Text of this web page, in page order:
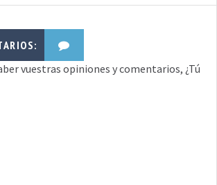
vuestras opiniones y comentarios, ¿Tú